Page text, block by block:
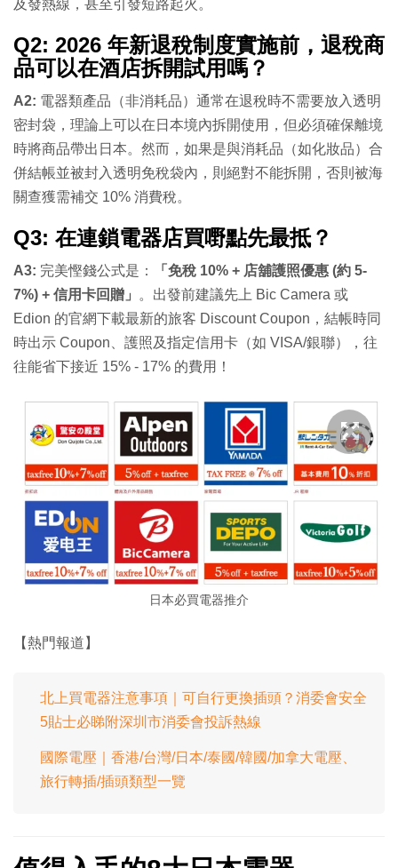
及發熱線，甚至引發短路起火。
Q2: 2026 年新退稅制度實施前，退稅商
品可以在酒店拆開試用嗎？
A2: 電器類產品（非消耗品）通常在退稅時不需要放入透明
密封袋，理論上可以在日本境內拆開使用，但必須確保離境
時將商品帶出日本。然而，如果是與消耗品（如化妝品）合
併結帳並被封入透明免稅袋內，則絕對不能拆開，否則被海
關查獲需補交 10% 消費稅。
Q3: 在連鎖電器店買嘢點先最抵？
A3: 完美慳錢公式是：
「免稅 10% + 店舖護照優惠 (約 5-
7%) + 信用卡回贈」
。出發前建議先上 Bic Camera 或
Edion 的官網下載最新的旅客 Discount Coupon，結帳時同
時出示 Coupon、護照及指定信用卡（如 VISA/銀聯），往
往能省下接近 15% - 17% 的費用！
日本必買電器推介
【熱門報道】
北上買電器注意事項｜可自行更換插頭？消委會安全
5貼士必睇附深圳市消委會投訴熱線
國際電壓｜香港/台灣/日本/泰國/韓國/加拿大電壓、
旅行轉插/插頭類型一覽